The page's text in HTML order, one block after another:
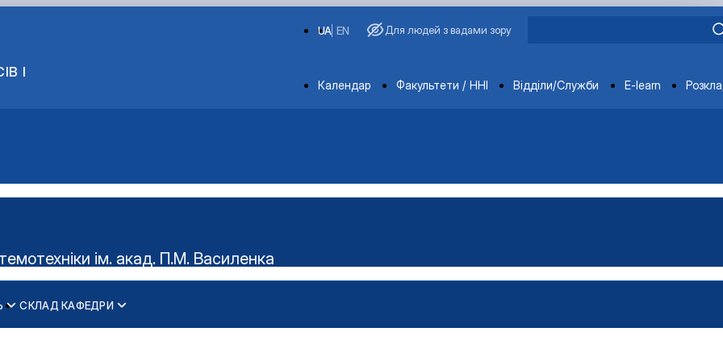
І
EN
UA Для людей з вадами зору
Departments
Календар Факультети / ННІ Відділи/Служби E-learn
ім. акад. П.М. Василенка
СКЛАД КАФЕДРИ